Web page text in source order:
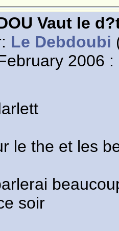
Vaut le
Le Debdoubi
2006 :
le the et les
soir